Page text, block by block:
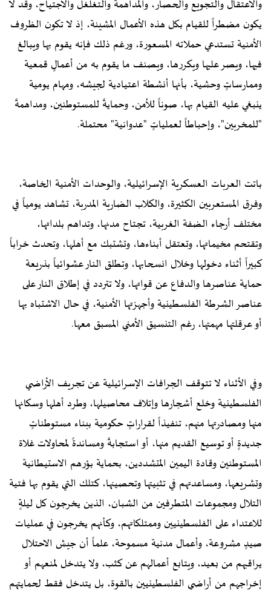
والاعتقال والتجويع والحصار، والمداهمة والتغلغل والاجتياح، وقد لا
يكون مضطراً للقيام بكل هذه الأعمال المشينة، إذ لا تكون الظروف
الأمنية تستدعي حملاته المسعورة، ورغم ذلك فإنه يقوم بها ويبالغ
فيها، ويصر عليها ويكررها، ويصنف ما يقوم به من أعمالٍ قمعية
وممارساتٍ وحشية، بأنها أنشطة اعتيادية لجيشه، ومهام يومية
ينبغي عليه القيام بها، صوناً للأمن، وحمايةً للمستوطنين، ومداهمةً
"للمخربين"، وإحباطاً لعملياتٍ "عدوانية" محتملة.
باتت العربات العسكرية الإسرائيلية، والوحدات الأمنية الخاصة،
وفرق المستعربين الكثيرة، والكلاب الضارية المدربة، تشاهد يومياً في
مختلف أرجاء الضفة الغربية، تجتاح مدنها، وتداهم بلداتها،
وتقتحم مخيماتها، وتعتقل أبناءها، وتشتبك مع أهلها، وتحدث خراباً
كبيراً أثناء دخولها وخلال انسحابها، وتطلق النار عشوائياً بذريعة
حماية عناصرها والدفاع عن قواتها، ولا تتردد في إطلاق النار على
عناصر الشرطة الفلسطينية وأجهزتها الأمنية، في حال الاشتباه بها
أو عرقلتها مهمتها، رغم التنسيق الأمني المسبق معها.
وفي الأثناء لا تتوقف الجرافات الإسرائيلية عن تجريف الأراضي
الفلسطينية وخلع أشجارها وإتلاف محاصيلها، وطرد أهلها وسكانها
منها ومصادرتها منهم، تنفيذاً لقراراتٍ حكومية ببناء مستوطناتٍ
جديدةٍ أو توسيع القديم منها، أو استجابةً ومساندةً لمحاولات غلاة
المستوطنين وقادة اليمين المتشددين، بحماية بؤرهم الاستيطانية
وتشريعها، ومساعدتهم في تثبيتها وتحصينها، كتلك التي يقوم بها فتية
التلال ومجموعات المتطرفين من الشبان، الذين يخرجون كل ليلةٍ
للاعتداء على الفلسطينيين وممتلكاتهم، وكأنهم يخرجون في عمليات
صيدٍ مشروعة، وأعمال مدنية مسموحة، علماً أن جيش الاحتلال
يراقبهم من بعيد، ويتابع أعمالهم عن كثب، ولا يتدخل لمنعهم أو
إخراجهم من أراضي الفلسطينيين بالقوة، بل يتدخل فقط لحمايتهم